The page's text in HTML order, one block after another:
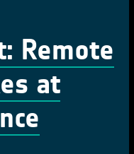
Remote
at